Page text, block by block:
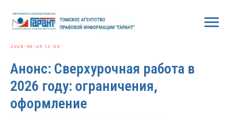
2026-06-24 13:00
Анонс: Сверхурочная работа в
2026 году: ограничения,
оформление